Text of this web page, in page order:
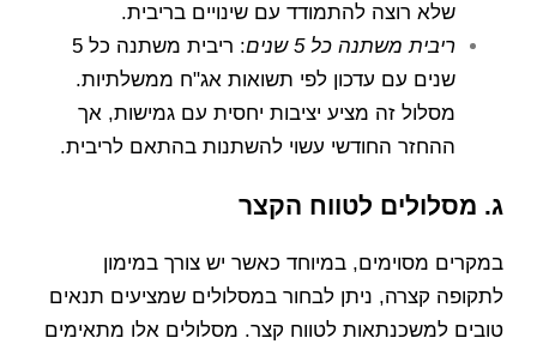
שלא רוצה להתמודד עם שינויים בריבית.
ריבית משתנה כל 5 שנים
: ריבית משתנה כל 5
שנים עם עדכון לפי תשואות אג"ח ממשלתיות.
מסלול זה מציע יציבות יחסית עם גמישות, אך
ההחזר החודשי עשוי להשתנות בהתאם לריבית.
ג. מסלולים לטווח הקצר
במקרים מסוימים, במיוחד כאשר יש צורך במימון
לתקופה קצרה, ניתן לבחור במסלולים שמציעים תנאים
טובים למשכנתאות לטווח קצר. מסלולים אלו מתאימים